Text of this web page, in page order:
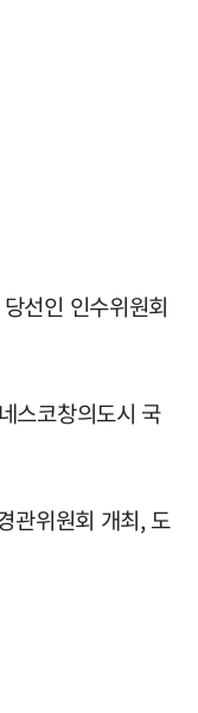
선인 인수위원회
스코창의도시 국
위원회 개최, 도